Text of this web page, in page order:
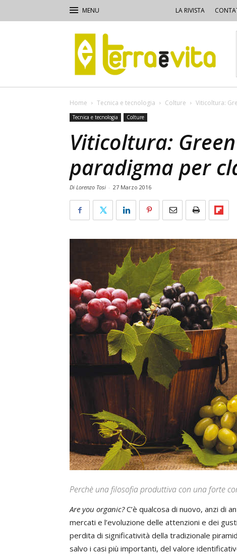
LA RIVISTA
Terra
e
Vita
Home Tecnica e tecnologia Colture Viticoltura:
Tecnica e tecnologia Colture
Viticoltura:
paradigma per
Di Lorenzo Tosi - 27 Marzo 2016
Perchè una filosofia produttiva con una forte
Are you organic?C’è qualcosa di nuovo, anzi di
mercati e l’evoluzione delle attenzioni e dei
perdita di significatività della tradizionale
salvo i casi più importanti, del valore